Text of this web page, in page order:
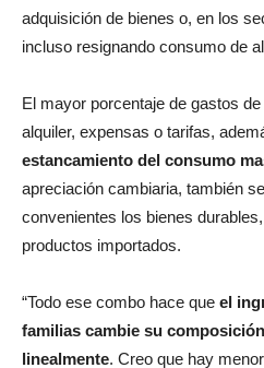
adquisición de bienes o, en los
incluso resignando consumo de
El mayor porcentaje de gastos
alquiler, expensas o tarifas,
estancamiento del consumo
apreciación cambiaria, también
convenientes los bienes
productos importados.
“Todo ese combo hace que el
familias cambie su
linealmente. Creo que hay